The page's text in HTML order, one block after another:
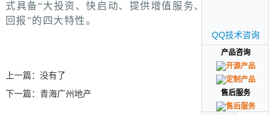
式具备“大投资、快启动、提供增值服务、追求长期稳定
回报”的四大特性。
上一篇：没有了
下一篇： 青海广州地产
QQ技术咨询
产品咨询
售后服务
QQ技术咨询
产品咨询
售后服务